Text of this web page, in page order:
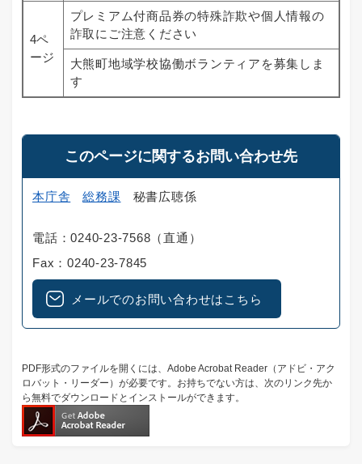
4ペ
ージ
プレミアム付商品券の特殊詐欺や個人情報の
詐取にご注意ください
大熊町地域学校協働ボランティアを募集しま
す
このページに関するお問い合わせ先
本庁舎 総務課 秘書広聴係
電話：0240-23-7568（直通）
Fax：0240-23-7845
メールでのお問い合わせはこちら
PDF形式のファイルを開くには、Adobe Acrobat Reader（アドビ・アク
ロバット・リーダー）が必要です。お持ちでない方は、次のリンク先か
ら無料でダウンロードとインストールができます。